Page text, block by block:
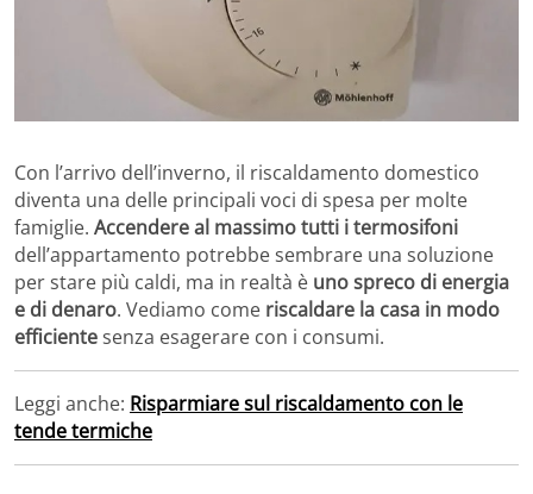
Con l’arrivo dell’inverno, il riscaldamento domestico
diventa una delle principali voci di spesa per molte
famiglie. Accendere al massimo tutti i termosifoni
dell’appartamento potrebbe sembrare una soluzione
per stare più caldi, ma in realtà è uno spreco di energia
e di denaro. Vediamo come riscaldare la casa in modo
efficientesenza esagerare con i consumi.
Leggi anche: Risparmiare sul riscaldamento con le
tende termiche